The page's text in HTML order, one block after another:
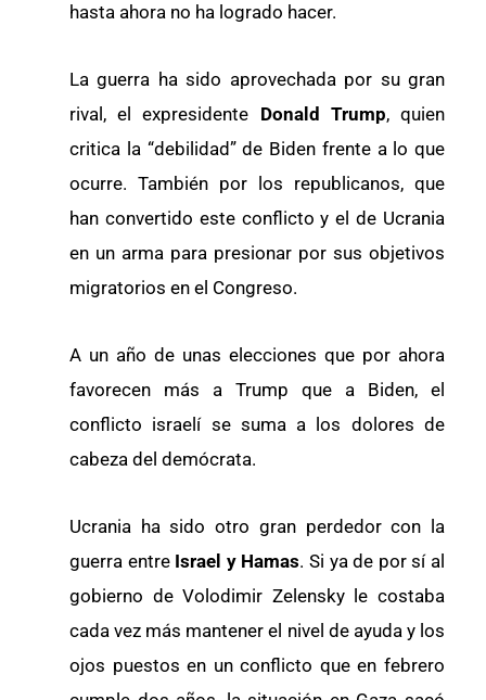
hasta ahora no ha logrado hacer.
La guerra ha sido aprovechada por su gran
rival, el expresidente Donald Trump, quien
critica la “debilidad” de Biden frente a lo que
ocurre. También por los republicanos, que
han convertido este conflicto y el de Ucrania
en un arma para presionar por sus objetivos
migratorios en el Congreso.
A un año de unas elecciones que por ahora
favorecen más a Trump que a Biden, el
conflicto israelí se suma a los dolores de
cabeza del demócrata.
Ucrania ha sido otro gran perdedor con la
guerra entreIsrael y Hamas. Si ya de por sí al
gobierno de Volodimir Zelensky le costaba
cada vez más mantener el nivel de ayuda y los
ojos puestos en un conflicto que en febrero